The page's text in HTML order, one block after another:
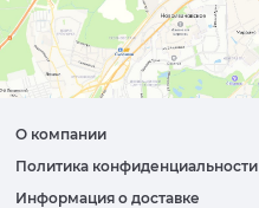
О компании
Политика конфиденциальности
Информация о доставке